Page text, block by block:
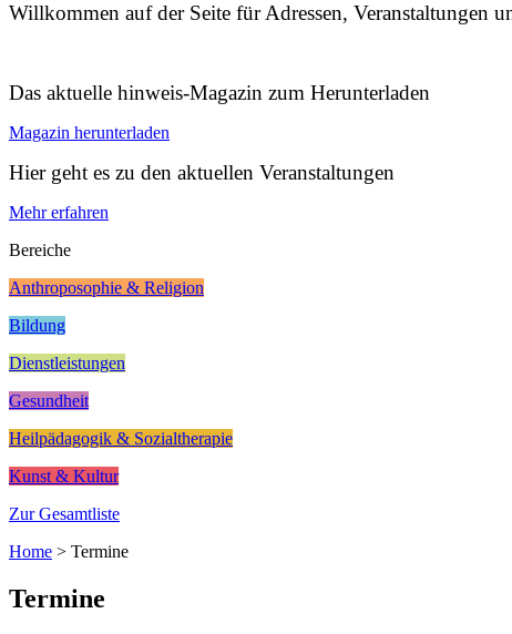
Willkommen auf der Seite für Adressen, Veranstaltungen
Das aktuelle hinweis-Magazin zum Herunterladen
Magazin herunterladen
Hier geht es zu den aktuellen Veranstaltungen
Mehr erfahren
Bereiche
Anthroposophie & Religion
Bildung
Dienstleistungen
Gesundheit
Heilpädagogik & Sozialtherapie
Kunst & Kultur
Zur Gesamtliste
Home > Termine
Termine